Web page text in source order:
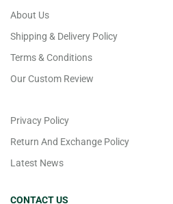
About Us
Shipping & Delivery Policy
Terms & Conditions
Our Custom Review
Privacy Policy
Return And Exchange Policy
Latest News
CONTACT US